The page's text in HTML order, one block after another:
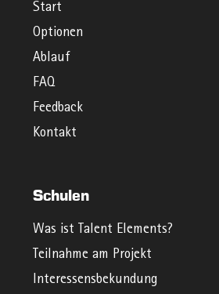
Start
Optionen
Ablauf
FAQ
Feedback
Kontakt
Schulen
Was ist Talent Elements?
Teilnahme am Projekt
Interessensbekundung